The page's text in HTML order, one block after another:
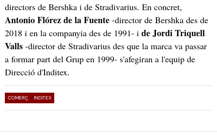
directors de Bershka i de Stradivarius. En concret,
Antonio Flórez de la Fuente -director de Bershka des de
2018 i en la companyia des de 1991- i de Jordi Triquell
Valls -director de Stradivarius des que la marca va passar
a formar part del Grup en 1999- s'afegiran a l'equip de
Direcció d'Inditex.
COMERÇ INDITEX